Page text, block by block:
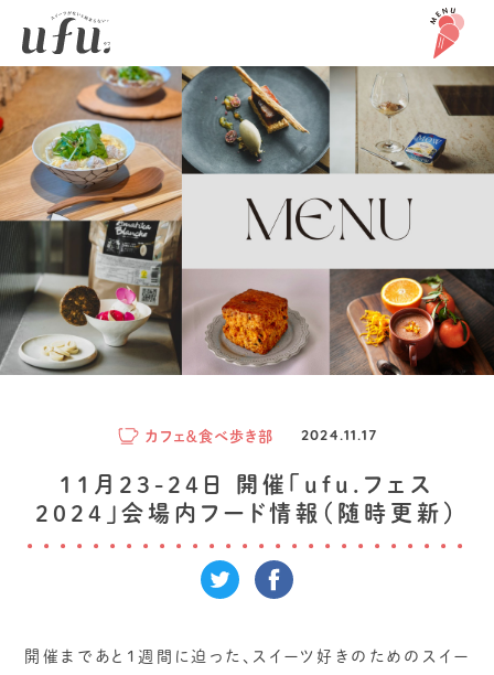
カフェ＆食べ歩き部 2024.11.17
11月23-24日 開催「ufu.フェス
2024」会場内フード情報（随時更新）
開催まであと1週間に迫った、スイーツ好きのためのスイー